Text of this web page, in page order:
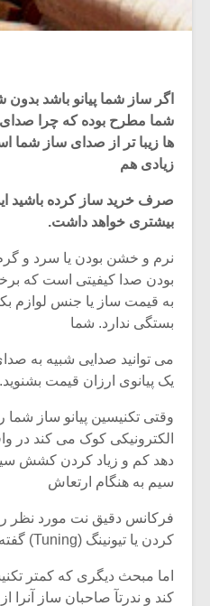
اگر ساز شما پیانو باشد
شما مطرح بوده که چرا صدای
ها زیبا تر از صدای ساز
زیادی هم
صرف خرید ساز کرده باشید
بیشتری خواهد داشت.
نرم و خشن بودن یا سرد و
بودن صدا کیفیتی است که
به قیمت ساز یا جنس لوازم
بستگی ندارد. شما
می توانید صدایی شبیه به
یک پیانوی ارزان قیمت بشنوید.
وقتی تکنیسین پیانو ساز شما
الکترونیکی کوک می کند در
دهد کم و زیاد کردن کشش
سیم به هنگام ارتعاش
فرکانس دقیق نت مورد نظر را
کردن یا تیونینگ (Tuning) گفته می شود.
اما مبحث دیگری که کمتر
کند و ندرتآ صاحبان ساز آنرا
میکلوش روژا